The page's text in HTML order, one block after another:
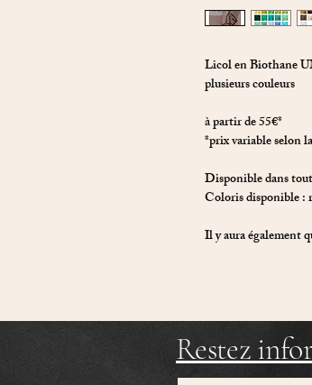
Licol en Biothane
plusieurs couleurs
à partir de 55€*
*prix variable selon
Disponible dans
Coloris disponible :
Il y aura également
Restez